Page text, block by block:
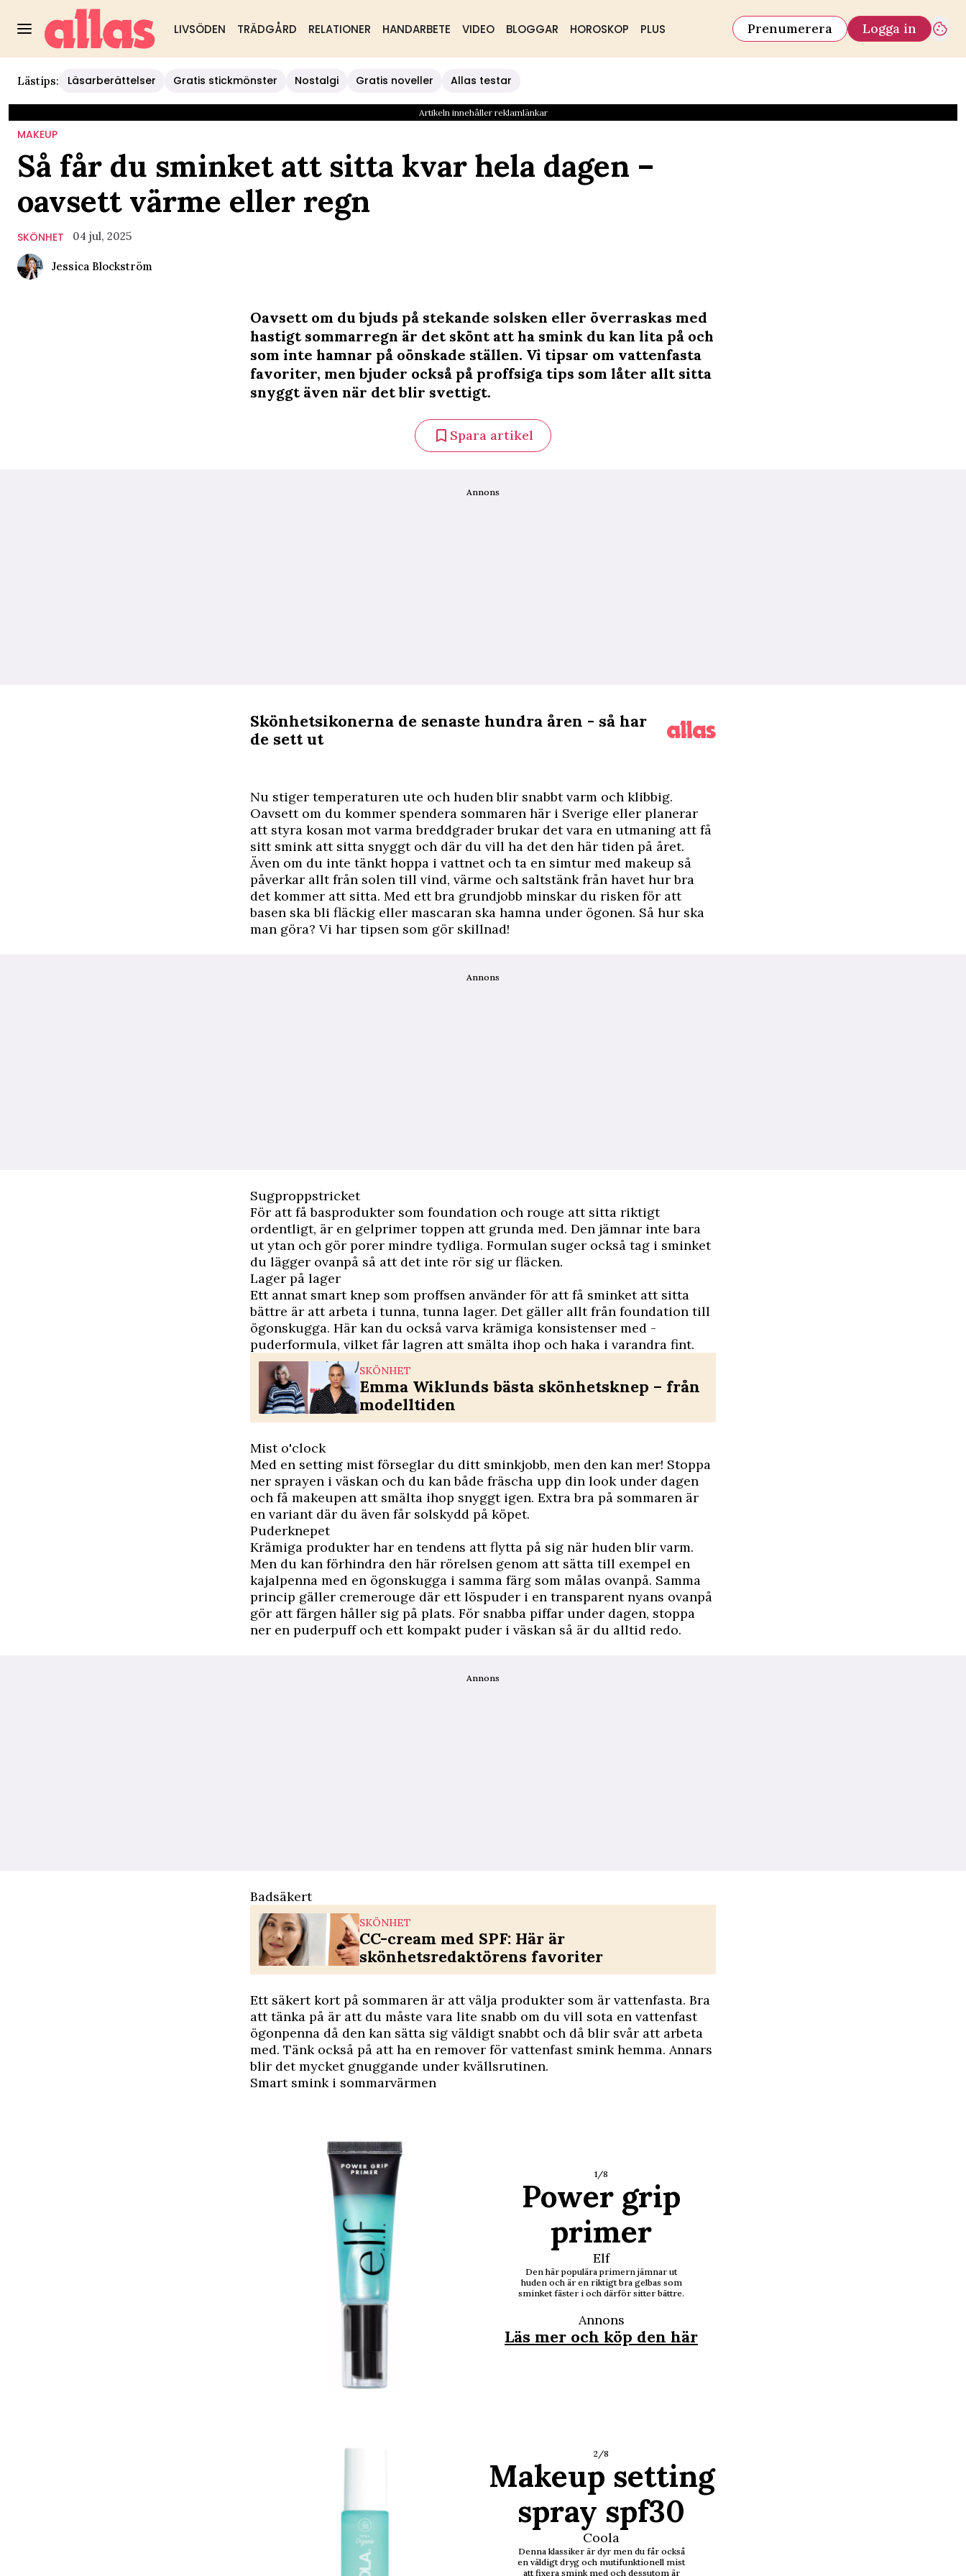
LIVSÖDEN TRÄDGÅRD RELATIONER HANDARBETE VIDEO BLOGGAR HOROSKOP PLUS Prenumerera Logga in
Lästips: Läsarberättelser Gratis stickmönster Nostalgi Gratis noveller Allas testar
Artikeln innehåller reklamlänkar
MAKEUP
Så får du sminket att sitta kvar hela dagen –
oavsett värme eller regn
SKÖNHET 04 jul, 2025
Jessica Blockström
Oavsett om du bjuds på stekande solsken eller överraskas med
hastigt sommarregn är det skönt att ha smink du kan lita på och
som inte hamnar på oönskade ställen. Vi tipsar om vattenfasta
favoriter, men bjuder också på proffsiga tips som låter allt sitta
snyggt även när det blir svettigt.
Spara artikel
Annons
Skönhetsikonerna de senaste hundra åren - så har
de sett ut
Nu stiger temperaturen ute och huden blir snabbt varm och klibbig.
Oavsett om du kommer spendera sommaren här i Sverige eller planerar
att styra kosan mot varma breddgrader brukar det vara en utmaning att få
sitt smink att sitta snyggt och där du vill ha det den här tiden på året.
Även om du inte tänkt hoppa i vattnet och ta en simtur med makeup så
påverkar allt från solen till vind, värme och saltstänk från havet hur bra
det kommer att sitta. Med ett bra grundjobb minskar du risken för att
basen ska bli fläckig eller mascaran ska hamna under ögonen. Så hur ska
man göra? Vi har tipsen som gör skillnad!
Annons
Sugproppstricket
För att få basprodukter som foundation och rouge att sitta riktigt
ordentligt, är en gelprimer toppen att grunda med. Den jämnar inte bara
ut ytan och gör porer mindre tydliga. Formulan suger också tag i sminket
du lägger ovanpå så att det inte rör sig ur fläcken.
Lager på lager
Ett annat smart knep som proffsen använder för att få sminket att sitta
bättre är att arbeta i tunna, tunna lager. Det ­gäller allt från foundation till
ögonskugga. Här kan du också varva krämiga ­konsistenser med ­
puderformula, vilket får ­lagren att smälta ihop och haka i varandra fint.
SKÖNHET
Emma Wiklunds bästa skönhetsknep – från
modelltiden
Mist o'clock
Med en setting mist förseglar du ditt sminkjobb, men den kan mer! Stoppa
ner sprayen i väskan och du kan både fräscha upp din look under ­dagen
och få makeupen att smälta ihop snyggt igen. Extra bra på sommaren är
en variant där du även får solskydd på köpet.
Puderknepet
Krämiga produkter har en tendens att flytta på sig när huden blir varm.
Men du kan förhindra den här ­rörelsen genom att sätta till exempel en
kajalpenna med en ögonskugga i ­samma färg som målas ovanpå. Samma
princip gäller cremerouge där ett löspuder i en transparent nyans ovanpå
gör att ­färgen håller sig på plats. För snabba piffar under dagen, stoppa
ner en ­puderpuff och ett kompakt puder i väskan så är du alltid redo.
Annons
Badsäkert
SKÖNHET
CC-cream med SPF: Här är
skönhetsredaktörens favoriter
Ett säkert kort på sommaren är att välja produkter som är vattenfasta. Bra
att tänka på är att du måste vara lite snabb om du vill sota en vattenfast
ögonpenna då den kan sätta sig väldigt snabbt och då blir svår att arbeta
med. Tänk också på att ha en remover för vattenfast smink hemma. ­Annars
blir det mycket gnuggande under ­kvällsrutinen.
Smart smink i sommarvärmen
1/8
Power grip
primer
Elf
Den här populära primern jämnar ut
huden och är en riktigt bra gelbas som
sminket fäster i och därför sitter bättre.
Annons
Läs mer och köp den här
2/8
Makeup setting
spray spf30
Coola
Denna klassiker är dyr men du får också
en väldigt dryg och mutifunktionell mist
att fixera smink med och dessutom är